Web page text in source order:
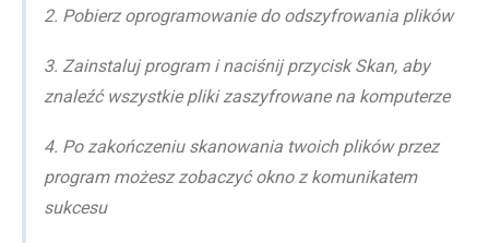
2. Pobierz oprogramowanie do odszyfrowania plików
3. Zainstaluj program i naciśnij przycisk Skan, aby
znaleźć wszystkie pliki zaszyfrowane na komputerze
4. Po zakończeniu skanowania twoich plików przez
program możesz zobaczyć okno z komunikatem
sukcesu